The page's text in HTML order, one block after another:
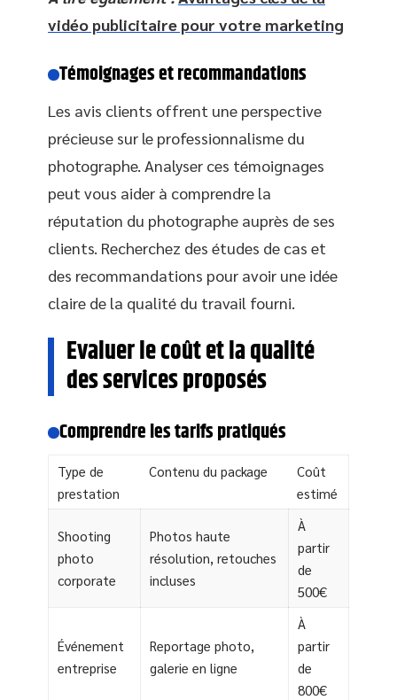
vidéo publicitaire pour votre marketing
Témoignages et recommandations
Les avis clients offrent une perspective
précieuse sur le professionnalisme du
photographe. Analyser ces témoignages
peut vous aider à comprendre la
réputation du photographe auprès de ses
clients. Recherchez des études de cas et
des recommandations pour avoir une idée
claire de la qualité du travail fourni.
Evaluer le coût et la qualité
des services proposés
Comprendre les tarifs pratiqués
Type de
prestation
Contenu du package
Coût
estimé
Shooting
photo
corporate
Photos haute
résolution, retouches
incluses
À
partir
de
500€
Événement
entreprise
Reportage photo,
galerie en ligne
À
partir
de
800€